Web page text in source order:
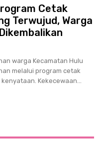
Cetak
Terwujud, Warga
warga Kecamatan Hulu
melalui program cetak
Kekecewaan...